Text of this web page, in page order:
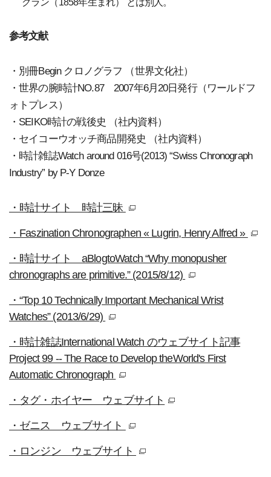
グラン（1858年生まれ） とは別人。
参考文献
・別冊Begin クロノグラフ （世界文化社）
・世界の腕時計NO.87 2007年6月20日発行（ワールドフ
ォトプレス）
・SEIKO時計の戦後史 （社内資料）
・セイコーウオッチ商品開発史 （社内資料）
・時計雑誌Watch around 016号(2013) “Swiss Chronograph
Industry” by P-Y Donze
・時計サイト 時計三昧
・Faszination Chronographen « Lugrin, Henry Alfred »
・時計サイト aBlogtoWatch “Why monopusher
chronographs are primitive.” (2015/8/12)
・“Top 10 Technically Important Mechanical Wrist
Watches” (2013/6/29)
・時計雑誌International Watch のウェブサイト記事
Project 99 -- The Race to Develop theWorld's First
Automatic Chronograph
・タグ・ホイヤー ウェブサイト
・ゼニス ウェブサイト
・ロンジン ウェブサイト